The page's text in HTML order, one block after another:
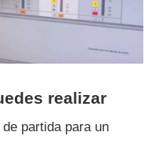
realizar
partida para un